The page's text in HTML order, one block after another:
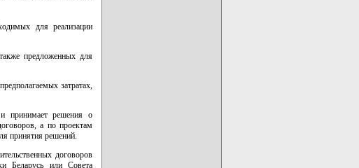
для реализации
предложенных для
затратах,
и принимает решения о
а по проектам
принятия решений.
договоров
Беларусь или Совета